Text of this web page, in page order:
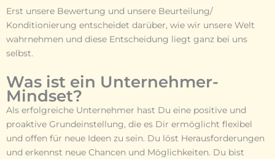
Erst unsere Bewertung und unsere Beurteilung/
Konditionierung entscheidet darüber, wie wir unsere Welt
wahrnehmen und diese Entscheidung liegt ganz bei uns
selbst.
Was ist ein Unternehmer-
Mindset?
Als erfolgreiche Unternehmer hast Du eine positive und
proaktive Grundeinstellung, die es Dir ermöglicht flexibel
und offen für neue Ideen zu sein. Du löst Herausforderungen
und erkennst neue Chancen und Möglichkeiten. Du bist